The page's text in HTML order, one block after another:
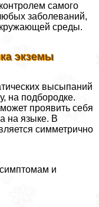
самого
заболеваний,
среды.
экземы
высыпаний
на подбородке.
проявить себя
на языке. В
симметрично
и